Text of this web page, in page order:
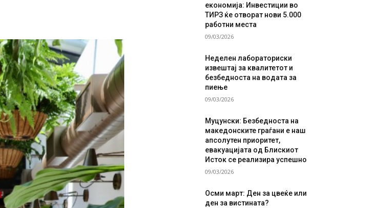
економија: Инвестиции во
ТИРЗ ќе отворат нови 5.000
работни места
09/03/2026
Неделен лабораториски
извештај за квалитетот и
безбедноста на водата за
пиење
09/03/2026
Муцунски: Безбедноста на
македонските граѓани е наш
апсолутен приоритет,
евакуацијата од Блискиот
Исток се реализира успешно
09/03/2026
Осми март: Ден за цвеќе или
ден за вистината?